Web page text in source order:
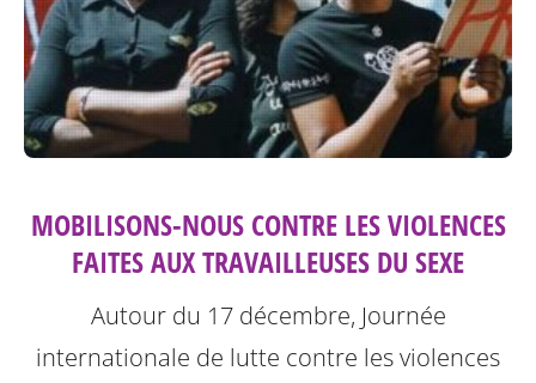
MOBILISONS-NOUS CONTRE LES VIOLENCES
FAITES AUX TRAVAILLEUSES DU SEXE
Autour du 17 décembre, Journée
internationale de lutte contre les violences